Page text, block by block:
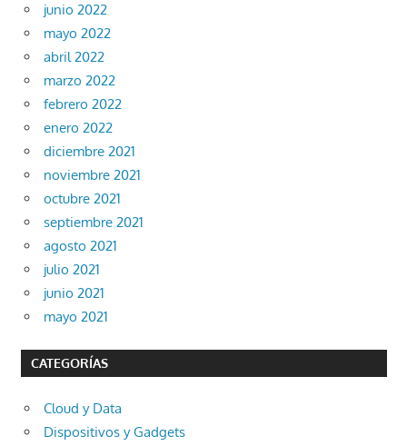
junio 2022
mayo 2022
abril 2022
marzo 2022
febrero 2022
enero 2022
diciembre 2021
noviembre 2021
octubre 2021
septiembre 2021
agosto 2021
julio 2021
junio 2021
mayo 2021
CATEGORÍAS
Cloud y Data
Dispositivos y Gadgets